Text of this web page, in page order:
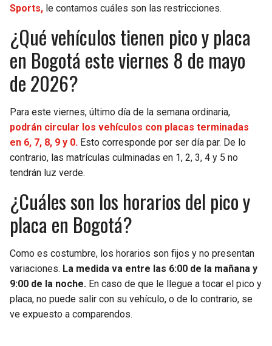
PANTHERS
SAINTS
BUCCANEERS
JAZZ
Sports, le contamos cuáles son las restricciones.
¿Qué vehículos tienen pico y placa
en Bogotá este viernes 8 de mayo
de 2026?
Para este viernes, último día de la semana ordinaria,
podrán circular los vehículos con placas terminadas
en 6, 7, 8, 9 y 0. Esto corresponde por ser día par. De lo
contrario, las matrículas culminadas en 1, 2, 3, 4 y 5 no
tendrán luz verde.
¿Cuáles son los horarios del pico y
placa en Bogotá?
Como es costumbre, los horarios son fijos y no presentan
variaciones. La medida va entre las 6:00 de la mañana y
9:00 de la noche. En caso de que le llegue a tocar el pico y
placa, no puede salir con su vehículo, o de lo contrario, se
ve expuesto a comparendos.